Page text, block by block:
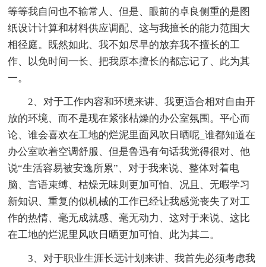
等等我自问也不输常人、但是、眼前的卓良侧重的是图
纸设计计算和材料供应调配、这与我擅长的能力范围大
相径庭。既然如此、我不如尽早的放弃我不擅长的工
作、以免时间一长、把我原本擅长的都忘记了、此为其
一。
2、对于工作内容和环境来讲、我更适合相对自由开
放的环境、而不是现在紧张枯燥的办公室氛围。平心而
论、谁会喜欢在工地的烂泥里面风吹日晒呢_谁都知道在
办公室吹着空调舒服、但是鲁迅有句话我觉得很对、他
说“生活容易被安逸所累”、对于我来说、整体对着电
脑、言语束缚、枯燥无味则更加可怕、况且、无暇学习
新知识、重复的似机械的工作已经让我感觉丧失了对工
作的热情、毫无成就感、毫无动力、这对于来说、这比
在工地的烂泥里风吹日晒更加可怕、此为其二。
3、对于职业生涯长远计划来讲、我首先必须考虑我